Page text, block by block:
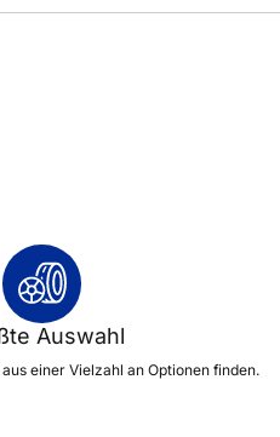
Auswahl
einer Vielzahl an Optionen finden.